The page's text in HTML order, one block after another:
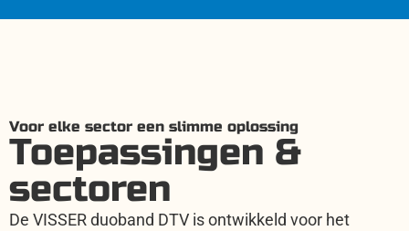
Voor elke sector een slimme oplossing
Toepassingen &
sectoren
De VISSER duoband DTV is ontwikkeld voor het